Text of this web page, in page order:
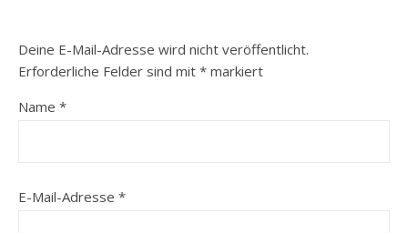
Deine E-Mail-Adresse wird nicht veröffentlicht.
Erforderliche Felder sind mit * markiert
Name *
E-Mail-Adresse *